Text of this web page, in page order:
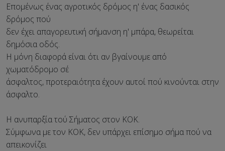
Επομένως ένας αγροτικός δρόμος η' ένας δασικός
δρόμος πού
δεν έχει απαγορευτική σήμανση η' μπάρα, θεωρείται
δημόσια οδός.
Η μόνη διαφορά είναι ότι αν βγαίνουμε από
χωματόδρομο σέ
άσφαλτος, προτεραιότητα έχουν αυτοί πού κινούνται στην
άσφαλτο.
Η ανυπαρξία τού Σήματος στον ΚΟΚ.
Σύμφωνα με τον ΚΟΚ, δεν υπάρχει επίσημο σήμα πού να
απεικονίζει